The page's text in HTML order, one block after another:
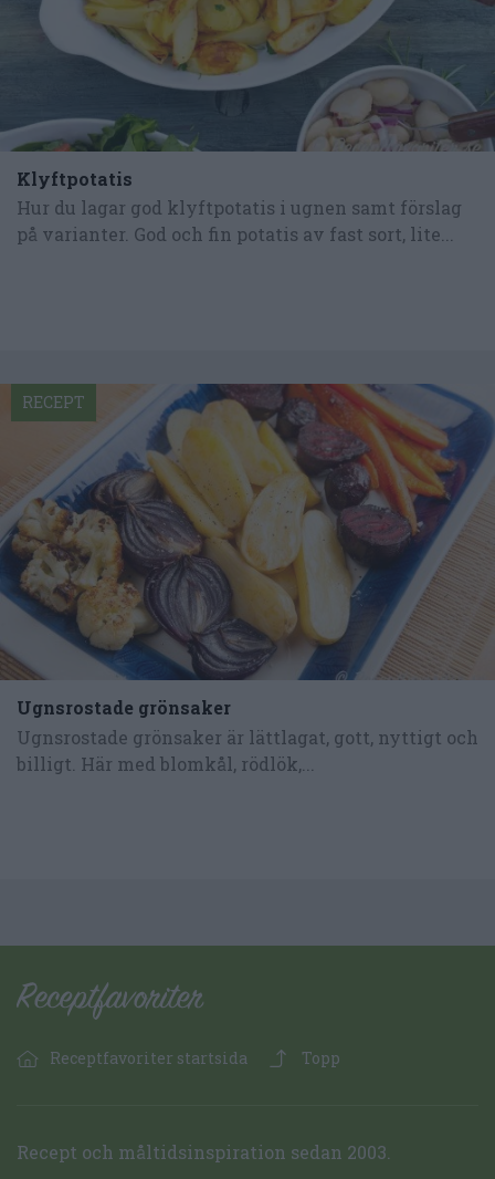
Klyftpotatis
Hur du lagar god klyftpotatis i ugnen samt förslag
på varianter. God och fin potatis av fast sort, lite...
Ugnsrostade grönsaker
Ugnsrostade grönsaker är lättlagat, gott, nyttigt och
billigt. Här med blomkål, rödlök,...
RECEPT
Receptfavoriter startsida Topp
Recept och måltidsinspiration sedan 2003.